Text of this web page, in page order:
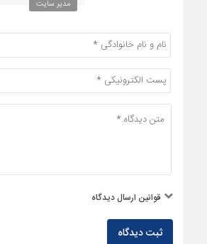
قوانین ارسال دیدگاه
ثبت دیدگاه